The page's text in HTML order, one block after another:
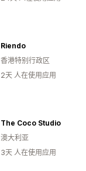
Riendo
香港特别行政区
2天 人在使用应用
The Coco Studio
澳大利亚
3天 人在使用应用